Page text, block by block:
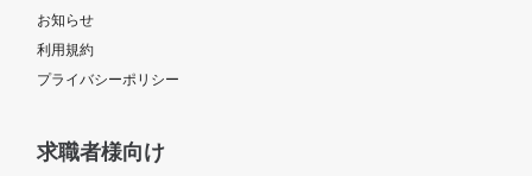
お知らせ
利用規約
プライバシーポリシー
求職者様向け